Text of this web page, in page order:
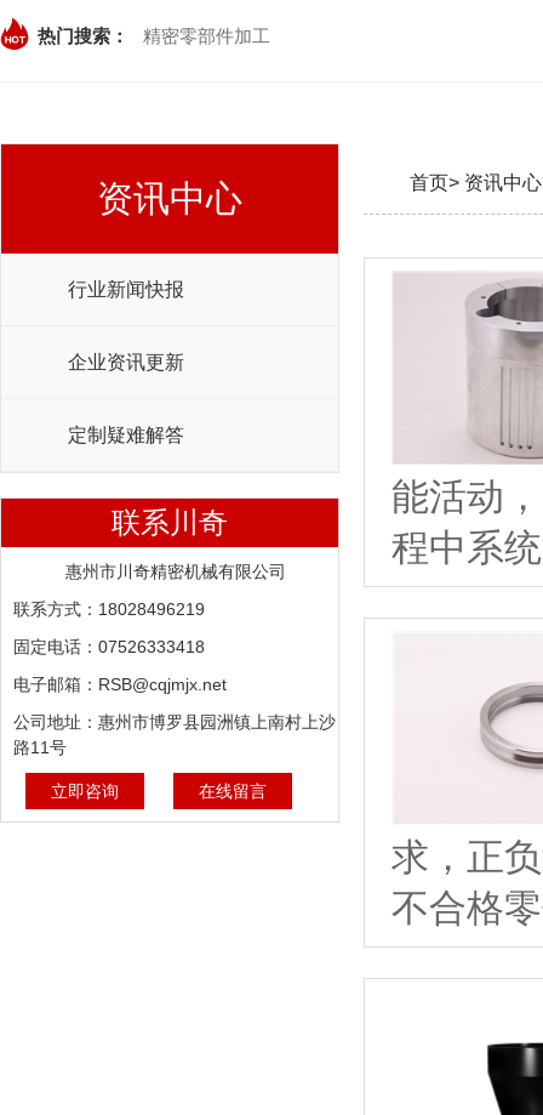
热门搜索： 精密零部件加工
资讯中心
行业新闻快报
企业资讯更新
定制疑难解答
联系川奇
惠州市川奇精密机械有限公司
联系方式：18028496219
固定电话：07526333418
电子邮箱：RSB@cqjmjx.net
公司地址：惠州市博罗县园洲镇上南村上沙
路11号
立即咨询 在线留言
首页> 资讯中心
能活动
程中系
求，正
不合格